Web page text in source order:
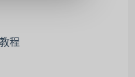
程